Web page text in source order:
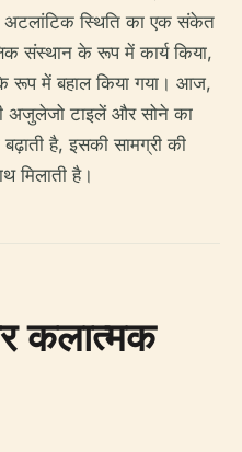
अटलांटिक स्थिति का एक संकेत
संस्थान के रूप में कार्य किया,
रूप में बहाल किया गया। आज,
अजुलेजो टाइलें और सोने का
है, इसकी सामग्री की
मिलाती है।
कलात्मक